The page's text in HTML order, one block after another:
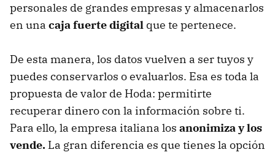
personales de grandes empresas y almacenarlos
en una caja fuerte digital que te pertenece.
De esta manera, los datos vuelven a ser tuyos y
puedes conservarlos o evaluarlos. Esa es toda la
propuesta de valor de Hoda: permitirte
recuperar dinero con la información sobre ti.
Para ello, la empresa italiana los anonimiza y los
vende. La gran diferencia es que tienes la opción